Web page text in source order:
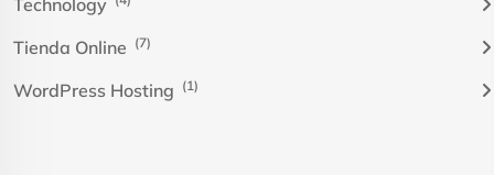
Tienda Online (7)
WordPress Hosting (1)